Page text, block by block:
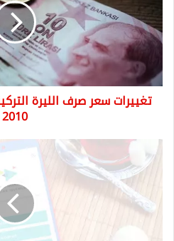
الليرة
التركية
اليوم
الأحد
بتاريخ
16-
2010
الهدايا
المجانية
خطوط
التورك